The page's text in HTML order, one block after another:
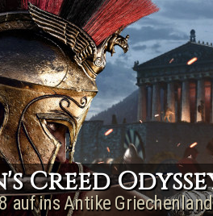
zum Inhalt
Creed Rogue
für PS4 & Xbox One!